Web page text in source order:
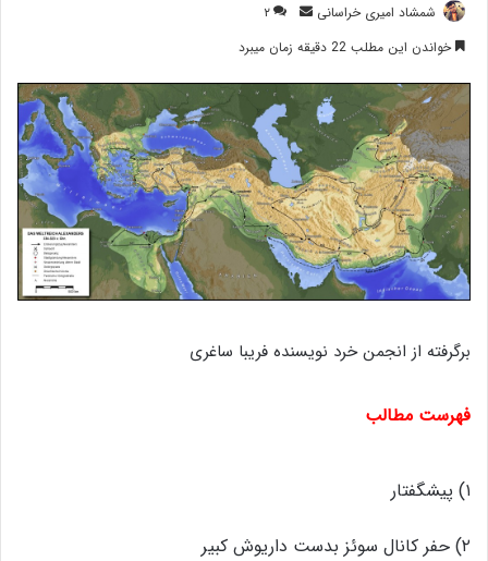
شمشاد امیری خراسانی
ارسال
ایمیل
۲
خواندن این مطلب 22 دقیقه زمان میبرد
برگرفته از انجمن خرد نویسنده فریبا ساغری
فهرست مطالب
۱) پیشگفتار
۲) حفر کانال سوئز بدست داریوش کبیر